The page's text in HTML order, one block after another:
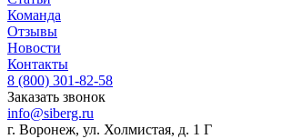
Команда
Отзывы
Новости
Контакты
8 (800) 301-82-58
Заказать звонок
info@siberg.ru
г. Воронеж, ул. Холмистая, д. 1 Г